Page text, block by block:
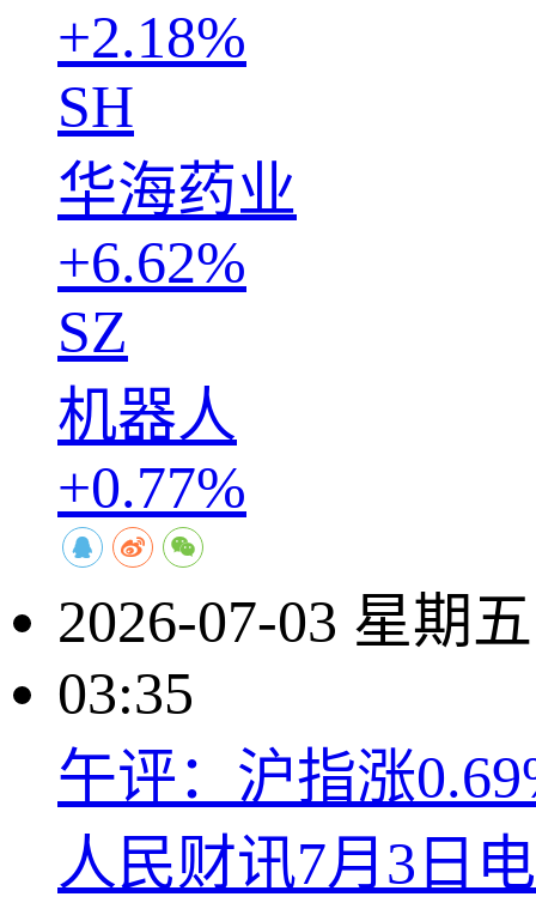
+2.18%
SH
华海药业
+6.62%
SZ
机器人
+0.77%
2026-07-03 星期五
03:35
午评：沪指涨
人民财讯7月3日